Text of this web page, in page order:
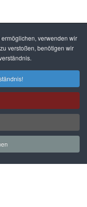
verwenden wir
verstoßen, benötigen wir